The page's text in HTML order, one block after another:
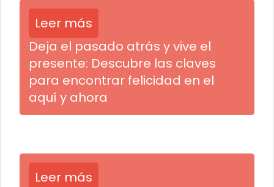
Leer más
Deja el pasado atrás y vive el
presente: Descubre las claves
para encontrar felicidad en el
aquí y ahora
Leer más